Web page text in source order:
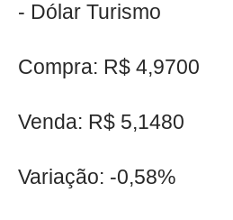
- Dólar Turismo
Compra: R$ 4,9700
Venda: R$ 5,1480
Variação: -0,58%